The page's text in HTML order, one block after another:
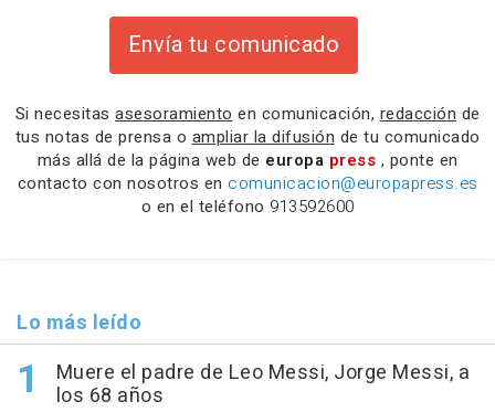
Envía tu comunicado
Si necesitas asesoramiento en comunicación, redacción de
tus notas de prensa o ampliar la difusión de tu comunicado
más allá de la página web de europa press , ponte en
contacto con nosotros en comunicacion@europapress.es
o en el teléfono 913592600
Lo más leído
Muere el padre de Leo Messi, Jorge Messi, a
los 68 años